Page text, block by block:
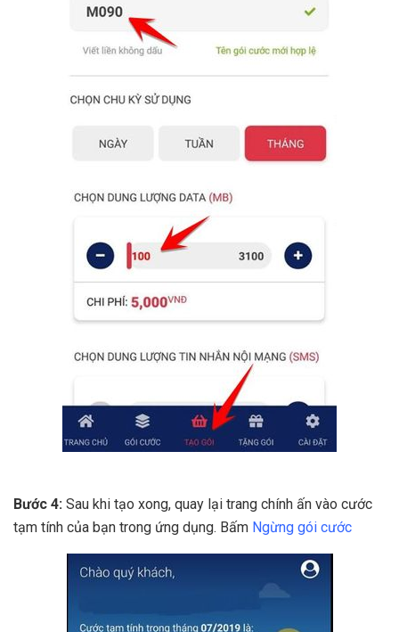
Bước 4: Sau khi tạo xong, quay lại trang chính ấn vào cước
tạm tính của bạn trong ứng dụng. Bấm Ngừng gói cước